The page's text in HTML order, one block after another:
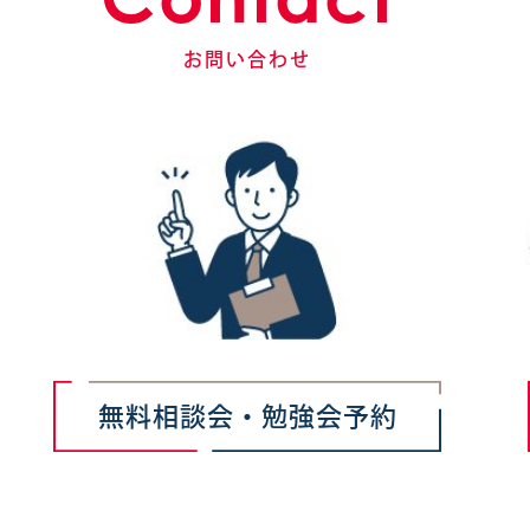
お問い合わせ
無料相談会・勉強会予約